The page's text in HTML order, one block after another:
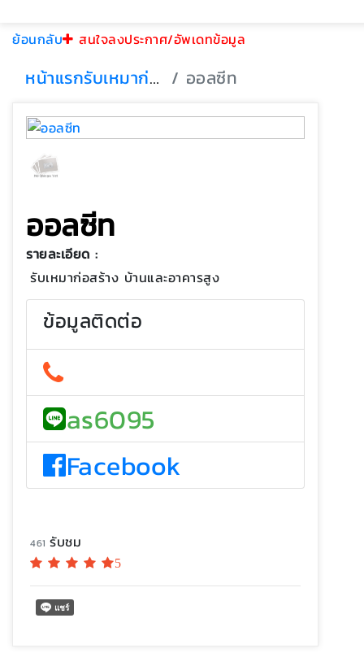
ย้อนกลับ สนใจลงประกาศ/อัพเดทข้อมูล
หน้าแรก รับเหมาก่อสร้าง ออลซีท
ออลซีท
รายละเอียด :
รับเหมาก่อสร้าง บ้านและอาคารสูง
ข้อมูลติดต่อ
as6095
Facebook
461 รับชม
5